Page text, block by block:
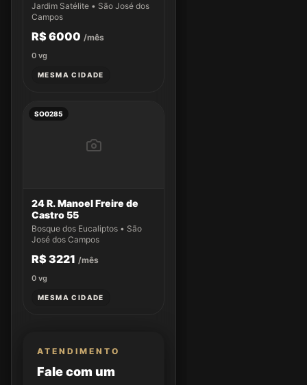
Jardim Satélite • São José dos
Campos
R$ 6000 /mês
0 vg
MESMA CIDADE
SO0285
24 R. Manoel Freire de
Castro 55
Bosque dos Eucaliptos • São
José dos Campos
R$ 3221 /mês
0 vg
MESMA CIDADE
ATENDIMENTO
Fale com um